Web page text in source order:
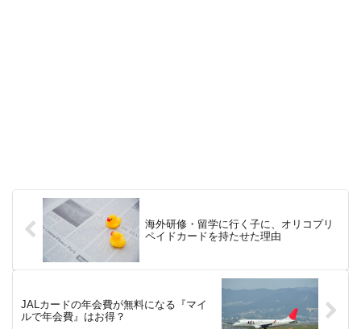
海外研修・留学に行く子に、オリコプリ
ペイドカードを持たせた理由
JALカードの年会費が無料になる『マイ
ルで年会費』はお得？